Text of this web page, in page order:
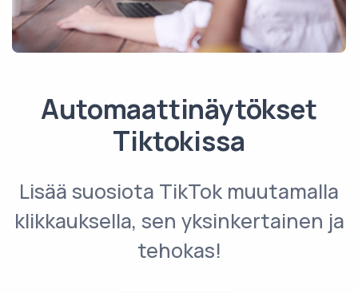
Automaattinäytökset
Tiktokissa
Lisää suosiota TikTok muutamalla
klikkauksella, sen yksinkertainen ja
tehokas!